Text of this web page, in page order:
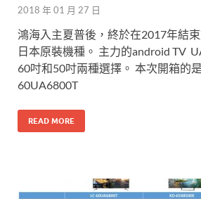
2018 年 01 月 27 日
鴻海入主夏普後，終於在2017年結
日本原裝機種。 主力的android TV
60吋和50吋兩種選擇。 本次開箱的
60UA6800T
READ MORE